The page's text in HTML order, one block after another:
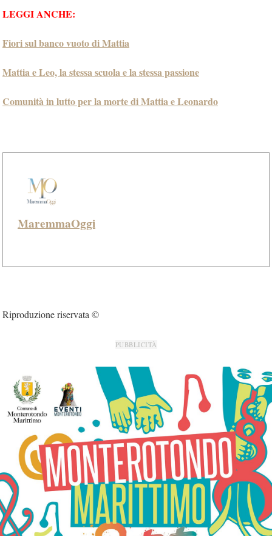
LEGGI ANCHE:
Fiori sul banco vuoto di Mattia
Mattia e Leo, la stessa scuola e la stessa passione
Comunità in lutto per la morte di Mattia e Leonardo
MaremmaOggi
Riproduzione riservata ©
PUBBLICITÀ